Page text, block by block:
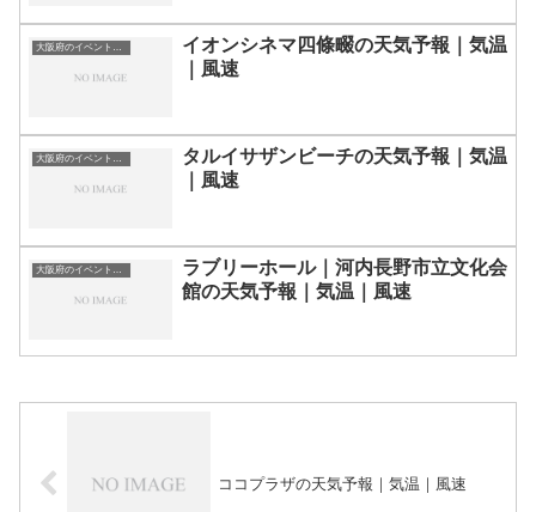
イオンシネマ四條畷の天気予報｜気温
｜風速
タルイサザンビーチの天気予報｜気温
｜風速
ラブリーホール｜河内長野市立文化会
館の天気予報｜気温｜風速
ココプラザの天気予報｜気温｜風速